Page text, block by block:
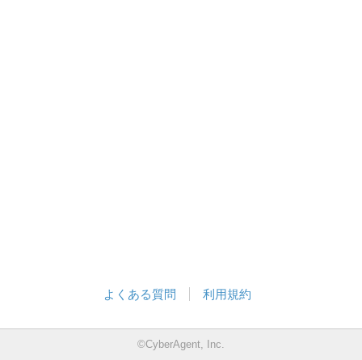
よくある質問 利用規約
©CyberAgent, Inc.